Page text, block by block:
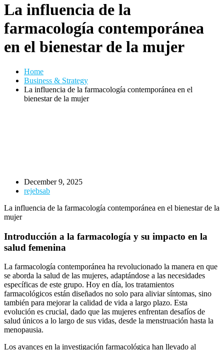
La influencia de la
farmacología contemporánea
en el bienestar de la mujer
Home
Business & Strategy
La influencia de la farmacología contemporánea en el
bienestar de la mujer
December 9, 2025
rejebsab
La influencia de la farmacología contemporánea en el bienestar de la
mujer
Introducción a la farmacología y su impacto en la
salud femenina
La farmacología contemporánea ha revolucionado la manera en que
se aborda la salud de las mujeres, adaptándose a las necesidades
específicas de este grupo. Hoy en día, los tratamientos
farmacológicos están diseñados no solo para aliviar síntomas, sino
también para mejorar la calidad de vida a largo plazo. Esta
evolución es crucial, dado que las mujeres enfrentan desafíos de
salud únicos a lo largo de sus vidas, desde la menstruación hasta la
menopausia.
Los avances en la investigación farmacológica han llevado al